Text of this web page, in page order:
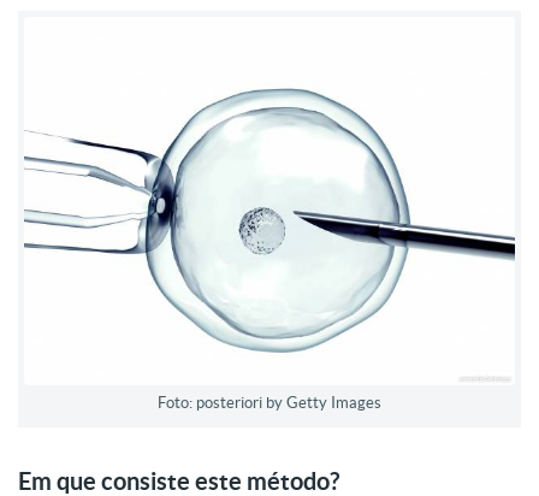
Foto: posteriori by Getty Images
Em que consiste este método?